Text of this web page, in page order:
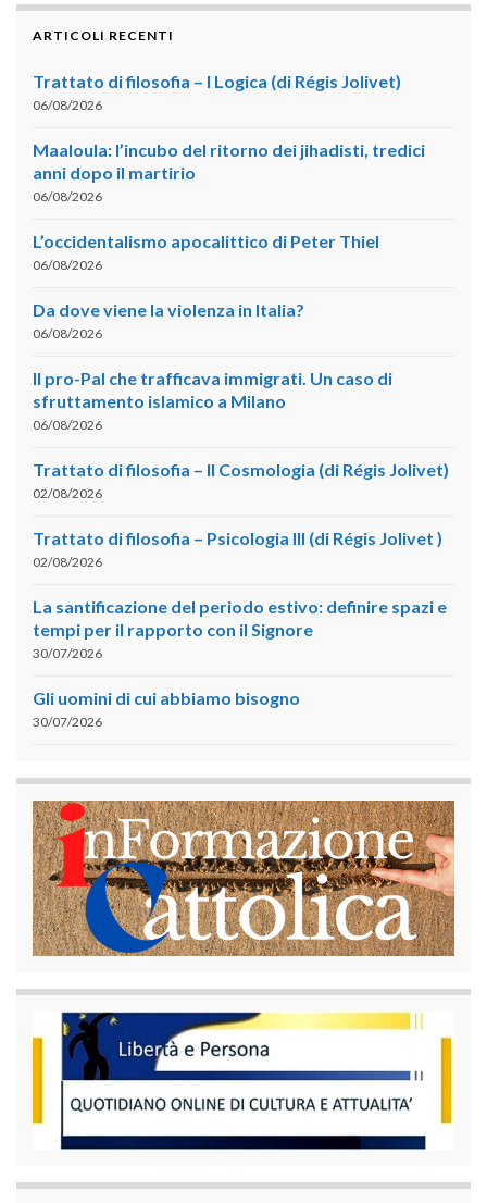
ARTICOLI RECENTI
Trattato di filosofia – I Logica (di Régis Jolivet)
06/08/2026
Maaloula: l’incubo del ritorno dei jihadisti, tredici
anni dopo il martirio
06/08/2026
L’occidentalismo apocalittico di Peter Thiel
06/08/2026
Da dove viene la violenza in Italia?
06/08/2026
Il pro-Pal che trafficava immigrati. Un caso di
sfruttamento islamico a Milano
06/08/2026
Trattato di filosofia – II Cosmologia (di Régis Jolivet)
02/08/2026
Trattato di filosofia – Psicologia III (di Régis Jolivet )
02/08/2026
La santificazione del periodo estivo: definire spazi e
tempi per il rapporto con il Signore
30/07/2026
Gli uomini di cui abbiamo bisogno
30/07/2026